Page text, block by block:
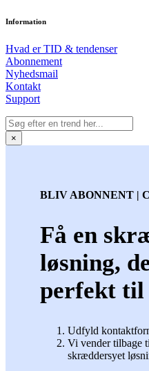
Information
Hvad er TID & tendenser
Abonnement
Nyhedsmail
Kontakt
Support
×
BLIV ABONNENT |
Få en
løsning,
perfekt til
Udfyld
Vi vender tilbage
skræddersyet